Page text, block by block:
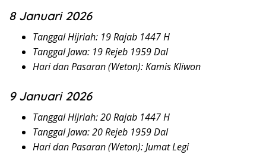
8 Januari 2026
Tanggal Hijriah: 19 Rajab 1447 H
Tanggal Jawa: 19 Rejeb 1959 Dal
Hari dan Pasaran (Weton): Kamis Kliwon
9 Januari 2026
Tanggal Hijriah: 20 Rajab 1447 H
Tanggal Jawa: 20 Rejeb 1959 Dal
Hari dan Pasaran (Weton): Jumat Legi